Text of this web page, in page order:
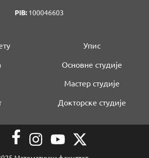
PIB: 100046603
Упис
Основне студије
Мастер студије
Докторске студије